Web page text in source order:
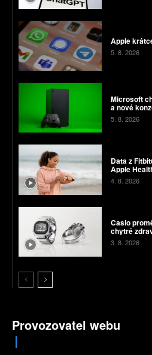
Apple
5. 8. 2026
Microsoft
a nové
5. 8. 2026
Data z
Apple
4. 8. 2026
Casio
chytré
3. 8. 2026
Provozovatel webu